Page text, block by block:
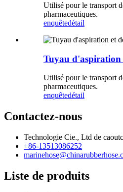
Utilisé pour le transport
pharmaceutiques.
enquêtedétail
Tuyau d'aspiration
Utilisé pour le transport
pharmaceutiques.
enquêtedétail
Contactez-nous
Technologie Cie., Ltd de
+86-13513086252
Liste de produits